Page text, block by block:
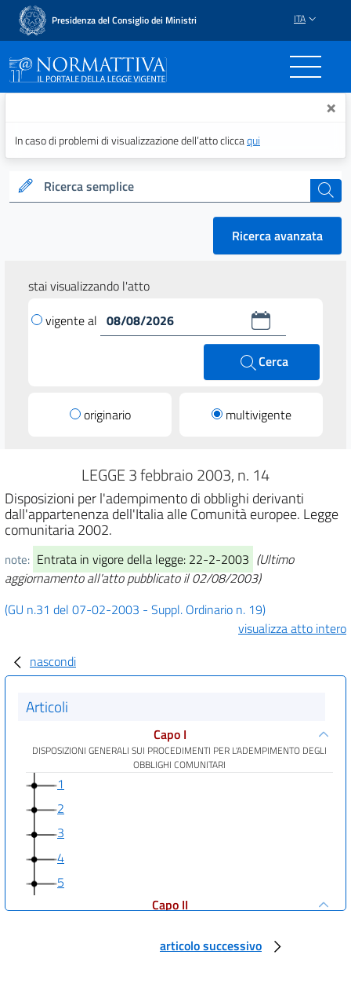
Presidenza del Consiglio dei Ministri ITA
Normattiva - Il portale ×
In caso di problemi di visualizzazione dell’atto cliccaqui
Ricerca semplice cerca
Ricerca avanzata
stai visualizzando l'atto
vigente al
Cerca
originario multivigente
LEGGE 3 febbraio 2003, n. 14
Disposizioni per l'adempimento di obblighi derivanti
dall'appartenenza dell'Italia alle Comunità europee. Legge
comunitaria 2002.
note: Entrata in vigore della legge: 22-2-2003 (Ultimo
aggiornamento all'atto pubblicato il 02/08/2003)
(GU n.31 del 07-02-2003 - Suppl. Ordinario n. 19)
visualizza atto intero
nascondi
Articoli
Capo I
DISPOSIZIONI GENERALI SUI PROCEDIMENTI PER L'ADEMPIMENTO DEGLI
OBBLIGHI COMUNITARI
1
2
3
4
5
Capo II
articolo successivo